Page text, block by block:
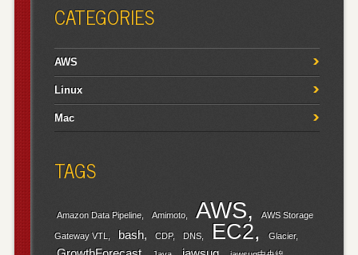
CATEGORIES
AWS
Linux
Mac
TAGS
Amazon Data Pipeline Amimoto AWS AWS Storage
Gateway VTL bash CDP DNS EC2 Glacier